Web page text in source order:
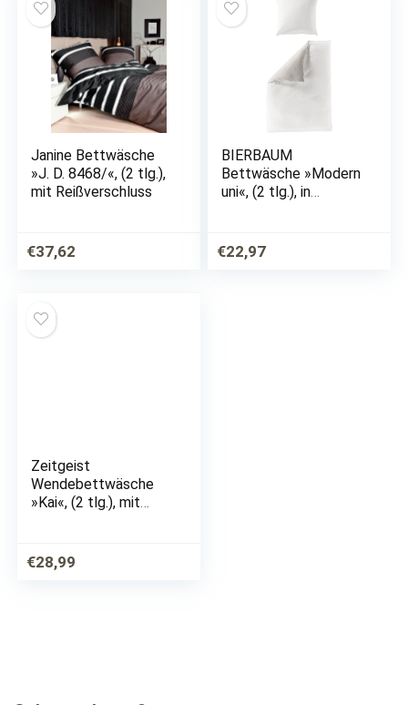
Janine Bettwäsche
»J. D. 8468/«, (2 tlg.),
mit Reißverschluss
€37,62
BIERBAUM
Bettwäsche »Modern
uni«, (2 tlg.), in
€22,97
Zeitgeist
Wendebettwäsche
»Kai«, (2 tlg.), mit
€28,99